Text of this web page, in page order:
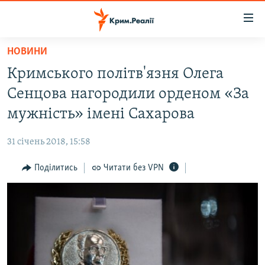
Перейти
основного
матеріалу
до
основної
Перейти
до
пошуку
ВОДА.КРИМ
ВІДЕО ТА ФОТО
БЛОГИ
ПОГЛЯД
СПЕЦПРОЕКТИ
ДЕПОРТАЦІЯ
ЯК ОБІЙТИ БЛОКУВАННЯ
НОВИНИ
Кримського політв'язня Олега
Сенцова нагородили орденом «За
мужність» імені Сахарова
31 січень 2018, 15:58
Поділитись Читати без VPN